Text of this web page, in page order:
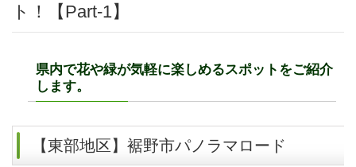
ト！【Part-1】
県内で花や緑が気軽に楽しめるスポットをご紹介
します。
【東部地区】裾野市パノラマロード